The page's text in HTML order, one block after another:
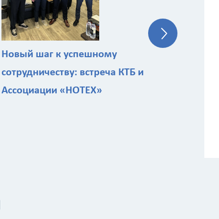
Новый шаг к успешному
сотрудничеству: встреча КТБ и
Ассоциации «НОТЕХ»